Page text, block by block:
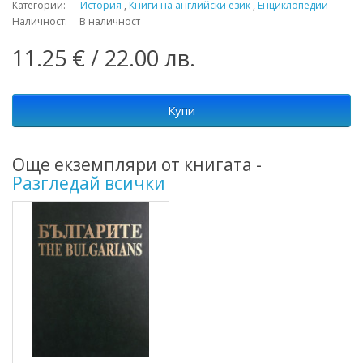
Категории: История , Книги на английски език , Енциклопедии
Наличност: В наличност
11.25 € / 22.00 лв.
Купи
Още екземпляри от книгата -
Разгледай всички